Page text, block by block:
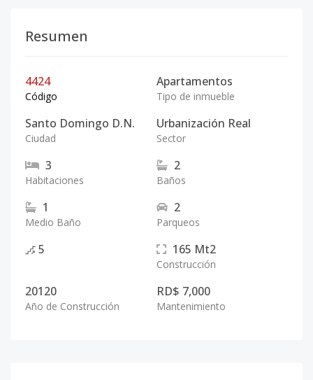
Resumen
4424
Código
Apartamentos
Tipo de inmueble
Santo Domingo D.N.
Ciudad
Urbanización Real
Sector
3
Habitaciones
2
Baños
1
Medio Baño
2
Parqueos
5 165 Mt2
Construcción
20120
Año de Construcción
RD$ 7,000
Mantenimiento